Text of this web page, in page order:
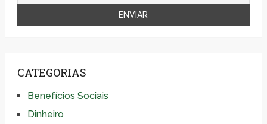
CATEGORIAS
Benefícios Sociais
Dinheiro